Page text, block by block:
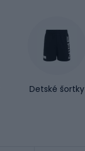
Detské šortky